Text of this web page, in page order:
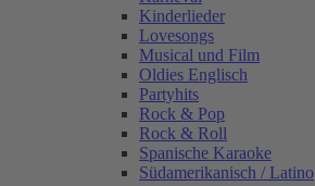
Kinderlieder
Lovesongs
Musical und Film
Oldies Englisch
Partyhits
Rock & Pop
Rock & Roll
Spanische Karaoke
Südamerikanisch / Latino